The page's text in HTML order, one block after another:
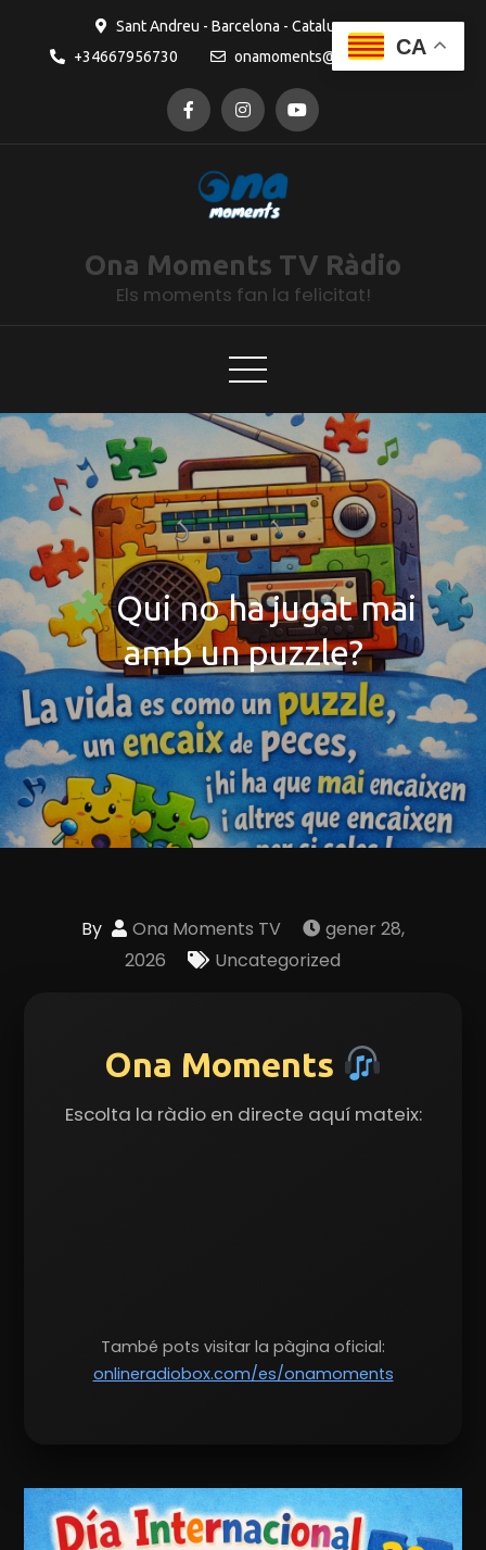
Sant Andreu - Barcelona - Catalunya
+34667956730
onamoments@gmail.com
Ona Moments TV Ràdio
Els moments fan la felicitat!
Qui no ha jugat mai
amb un puzzle?
By Ona Moments TV
gener 28,
2026
Uncategorized
Ona Moments
Escolta la ràdio en directe aquí mateix:
També pots visitar la pàgina oficial:
onlineradiobox.com/es/onamoments
CA